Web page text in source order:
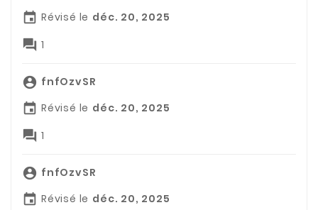
 Révisé le déc. 20, 2025
 1
 fnfOzvSR
 Révisé le déc. 20, 2025
 1
 fnfOzvSR
 Révisé le déc. 20, 2025